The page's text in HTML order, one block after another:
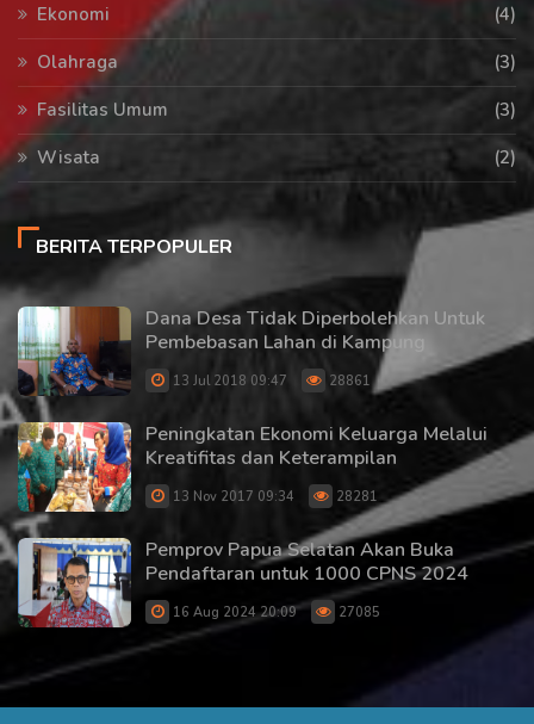
Ekonomi
(4)
Olahraga
(3)
Fasilitas Umum
(3)
Wisata
(2)
BERITA TERPOPULER
Dana Desa Tidak Diperbolehkan Untuk
Pembebasan Lahan di Kampung
13 Jul 2018 09:47 28861
Peningkatan Ekonomi Keluarga Melalui
Kreatifitas dan Keterampilan
13 Nov 2017 09:34 28281
Pemprov Papua Selatan Akan Buka
Pendaftaran untuk 1000 CPNS 2024
16 Aug 2024 20:09 27085